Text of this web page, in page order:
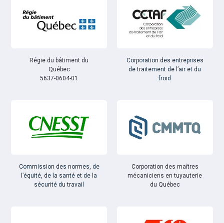
Régie du bâtiment du
Québec
5637-0604-01
Corporation des entreprises
de traitement de l’air et du
froid
Commission des normes, de
l’équité, de la santé et de la
sécurité du travail
Corporation des maîtres
mécaniciens en tuyauterie
du Québec